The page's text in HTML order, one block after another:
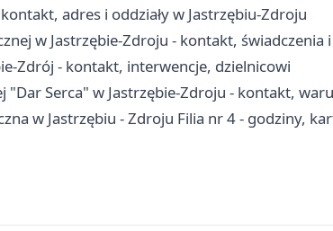
adres i oddziały w Jastrzębiu-Zdroju
w Jastrzębie-Zdroju - kontakt, świadczenia i
Zdrój - kontakt, interwencje, dzielnicowi
"Dar Serca" w Jastrzębie-Zdroju - kontakt,
w Jastrzębiu - Zdroju Filia nr 4 - godziny,